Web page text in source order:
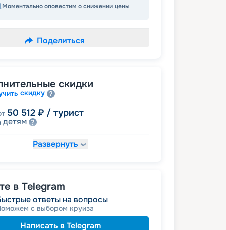
Моментально оповестим о снижении цены
Поделиться
скидки
скидку
50 512 ₽ / турист
детям
54 530 ₽/ турист
пенсионерам
Развернуть
в Telegram
ответы на вопросы
с выбором круиза
Написать в Telegram